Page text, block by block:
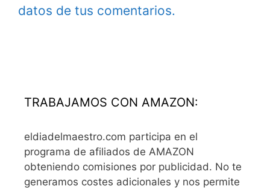
datos de tus comentarios.
TRABAJAMOS CON AMAZON:
eldiadelmaestro.com participa en el
programa de afiliados de AMAZON
obteniendo comisiones por publicidad. No te
generamos costes adicionales y nos permite